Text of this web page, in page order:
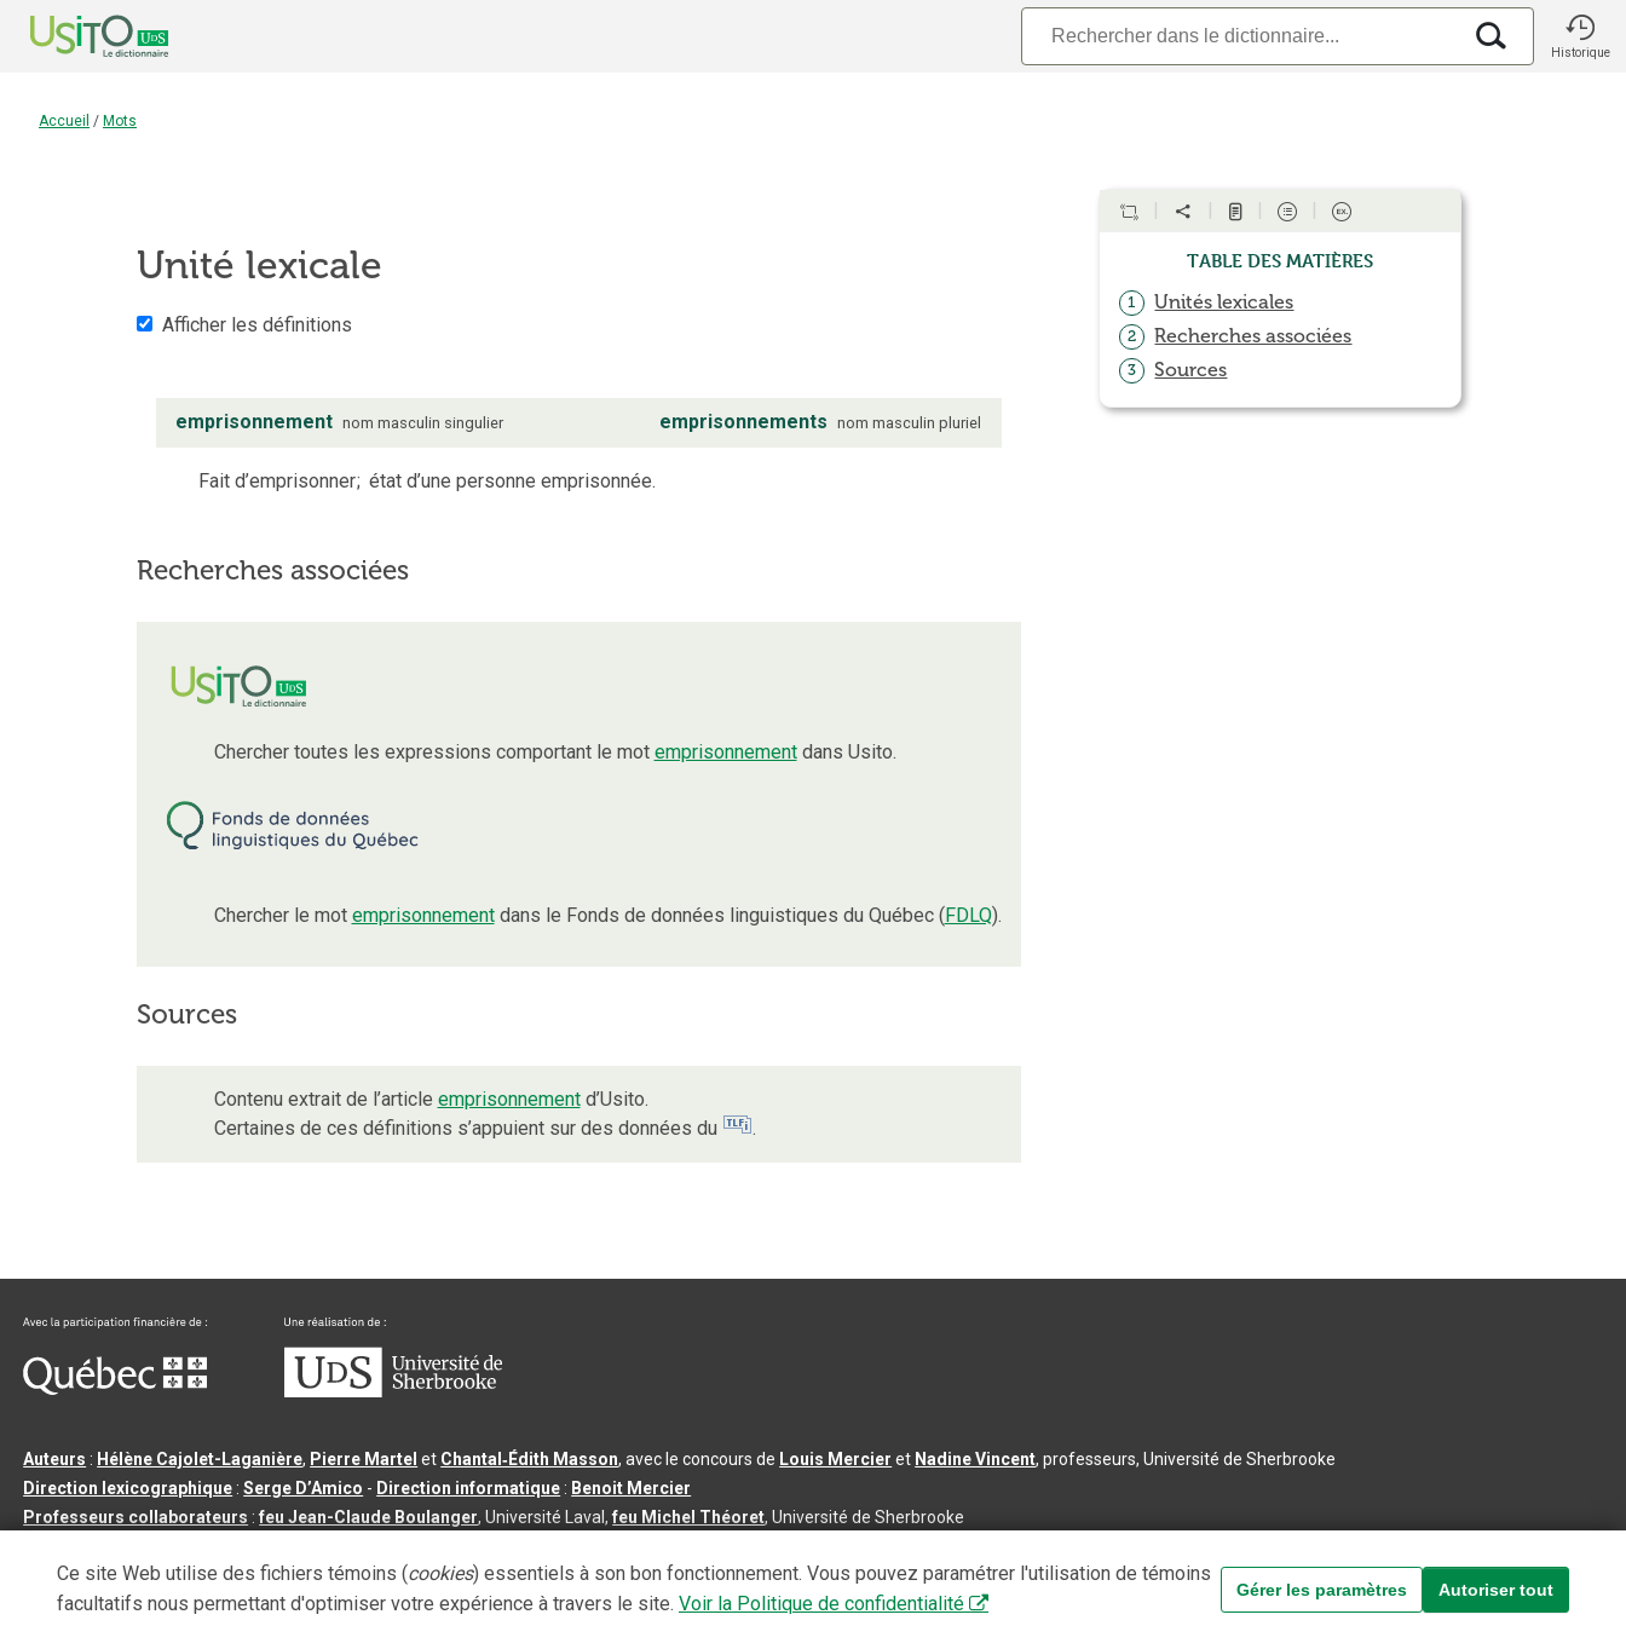
Historique
Accueil / Mots
Unité lexicale
Afficher les définitions
emprisonnement nom masculin singulier emprisonnements nom masculin pluriel
Fait d’emprisonner; état d’une personne emprisonnée.
Recherches associées
Chercher toutes les expressions comportant le mot emprisonnementdans Usito.
Chercher le mot emprisonnementdans le Fonds de données linguistiques du Québec (FDLQ).
Sources
Contenu extrait de l’article emprisonnementd’Usito.
Certaines de ces définitions s’appuient sur des données du
.
Table des matières
1 Unités lexicales
2 Recherches associées
3 Sources
Auteurs : Hélène Cajolet-Laganière, Pierre Martel et Chantal‑Édith Masson, avec le concours de Louis Mercier et Nadine Vincent, professeurs, Université de Sherbrooke
Direction lexicographique :Serge D’Amico - Direction informatique : Benoit Mercier
Professeurs collaborateurs :feu Jean-Claude Boulanger, Université Laval,feu Michel Théoret, Université de Sherbrooke
Tous droits réservés©Université de Sherbrooke |3.2.2- Dernière mise à jour du contenu :2026-08-03
Ce site Web utilise des fichiers témoins (cookies) essentiels à son bon fonctionnement. Vous pouvez paramétrer l'utilisation de témoins
facultatifs nous permettant d'optimiser votre expérience à travers le site. Voir la Politique de confidentialité
Gérer les paramètres Autoriser tout